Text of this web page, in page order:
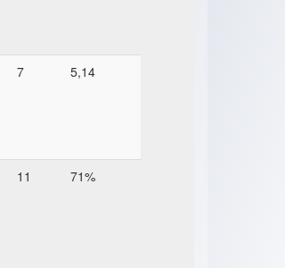
7 5,14
11 71%